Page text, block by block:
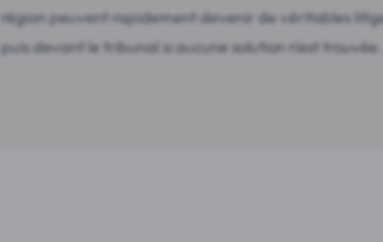
région peuvent rapidement devenir de véritables
puis devant le tribunal si aucune solution n'est trouvée.